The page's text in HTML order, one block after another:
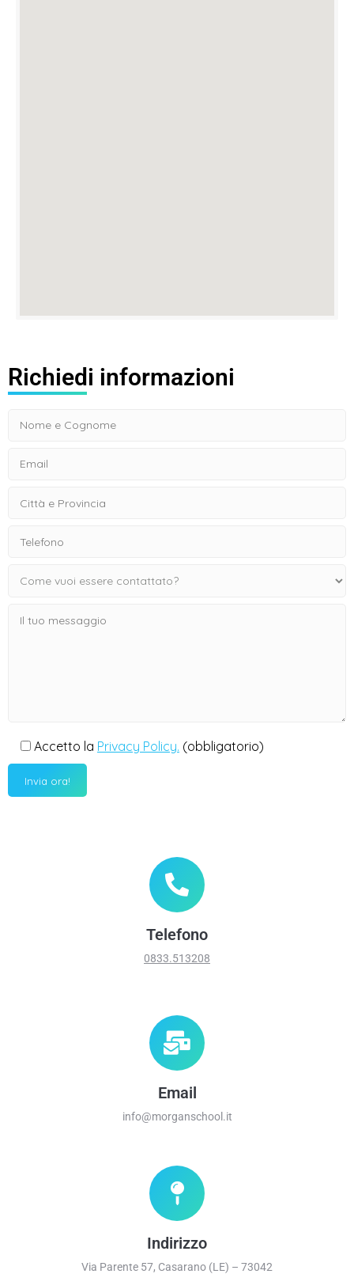
Richiedi informazioni
Accetto la Privacy Policy. (obbligatorio)
Telefono
0833.513208
Email
info@morganschool.it
Indirizzo
Via Parente 57, Casarano (LE) – 73042